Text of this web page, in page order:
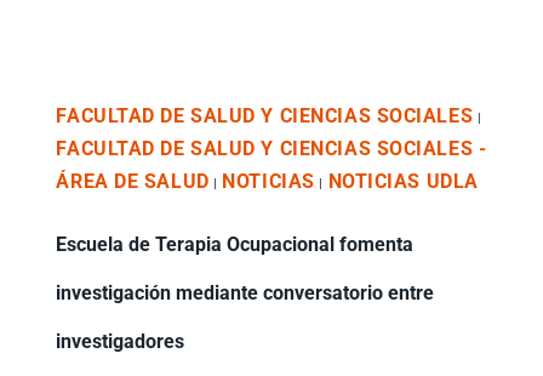
FACULTAD DE SALUD Y CIENCIAS SOCIALES
FACULTAD DE SALUD Y CIENCIAS SOCIALES -
ÁREA DE SALUD
NOTICIAS NOTICIAS UDLA
Escuela de Terapia Ocupacional fomenta
investigación mediante conversatorio entre
investigadores